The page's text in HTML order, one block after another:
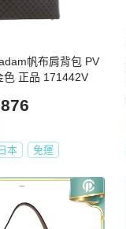
帆布肩背包 PV
色 正品 171442V
日本 免運